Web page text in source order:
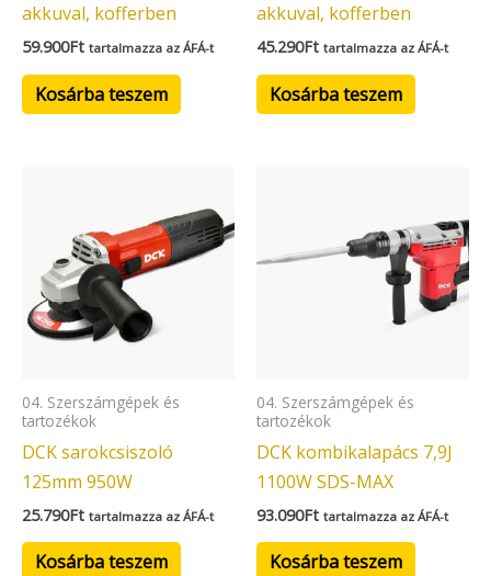
akkuval, kofferben
59.900Ft tartalmazza az ÁFÁ-t
Kosárba teszem
akkuval, kofferben
45.290Ft tartalmazza az ÁFÁ-t
Kosárba teszem
04. Szerszámgépek és
tartozékok
DCK sarokcsiszoló
125mm 950W
25.790Ft tartalmazza az ÁFÁ-t
Kosárba teszem
04. Szerszámgépek és
tartozékok
DCK kombikalapács 7,9J
1100W SDS-MAX
93.090Ft tartalmazza az ÁFÁ-t
Kosárba teszem